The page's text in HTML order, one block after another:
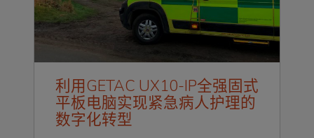
利用GETAC UX10-IP全强固式
平板电脑实现紧急病人护理的
数字化转型